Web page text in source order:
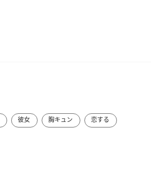
彼女 胸キュン
恋する